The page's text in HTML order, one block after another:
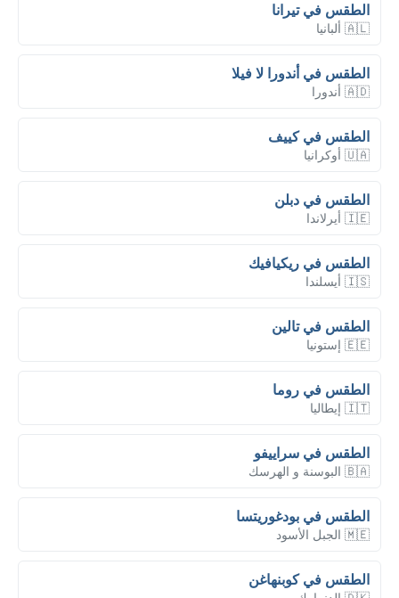
الطقس في تيرانا
🇦🇱 ألبانيا
الطقس في أندورا لا فيلا
🇦🇩 أندورا
الطقس في كييف
🇺🇦 أوكرانيا
الطقس في دبلن
🇮🇪 أيرلاندا
الطقس في ريكيافيك
🇮🇸 أيسلندا
الطقس في تالين
🇪🇪 إستونيا
الطقس في روما
🇮🇹 إيطاليا
الطقس في سراييفو
🇧🇦 البوسنة و الهرسك
الطقس في بودغوريتسا
🇲🇪 الجبل الأسود
الطقس في كوبنهاغن